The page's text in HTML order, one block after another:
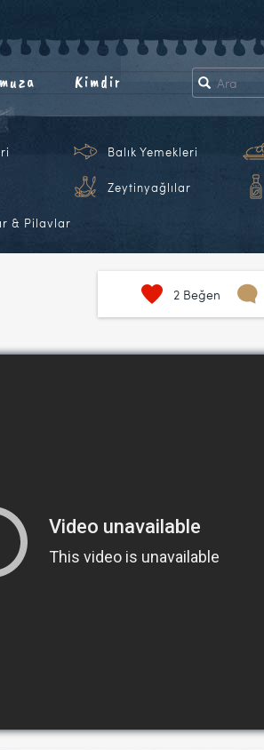
Kimdir
Balık Yemekleri
Zeytinyağlılar
& Pilavlar
2 Beğen